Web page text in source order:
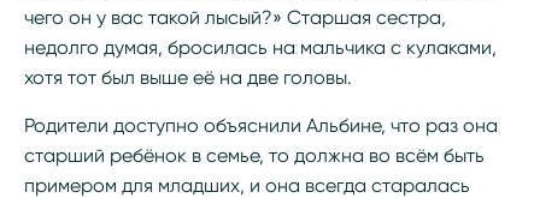
чего он у вас такой лысый?» Старшая сестра,
недолго думая, бросилась на мальчика с кулаками,
хотя тот был выше её на две головы.
Родители доступно объяснили Альбине, что раз она
старший ребёнок в семье, то должна во всём быть
примером для младших, и она всегда старалась